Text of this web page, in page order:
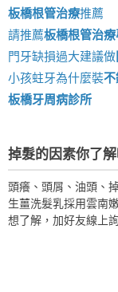
板橋根管治療推薦
請推薦板橋根管治
門牙缺損過大建議做
小孩蛀牙為什麼裝不
板橋牙周病診所
掉髮的因素你了
頭癢、頭屑、油頭、
生薑洗髮乳採用雲南
想了解，加好友線上詢